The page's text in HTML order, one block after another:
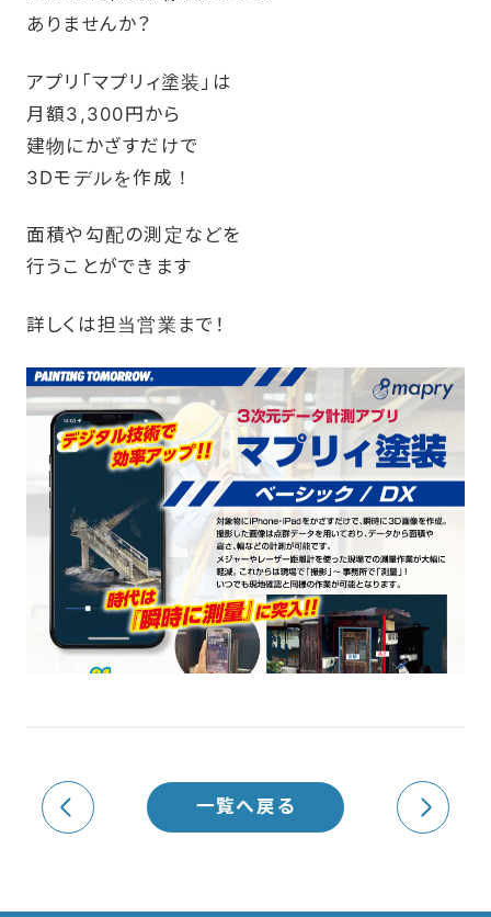
ありませんか？
アプリ「マプリィ塗装」は
月額3,300円から
建物にかざすだけで
3Dモデルを作成！
面積や勾配の測定などを
行うことができます
詳しくは担当営業まで！
一覧へ戻る